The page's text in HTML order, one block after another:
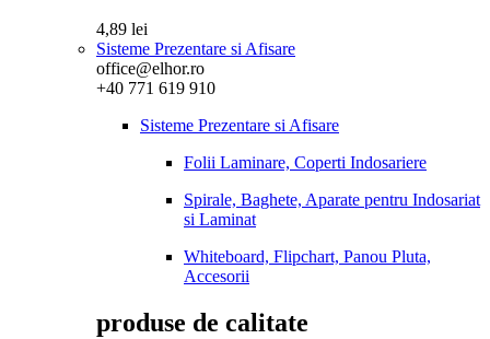
4,89 lei
Sisteme Prezentare si Afisare
office@elhor.ro
+40 771 619 910
Sisteme Prezentare si Afisare
Folii Laminare, Coperti Indosariere
Spirale, Baghete, Aparate pentru Indosariat
si Laminat
Whiteboard, Flipchart, Panou Pluta,
Accesorii
produse de calitate